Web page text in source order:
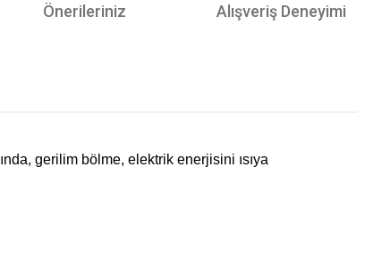
Önerileriniz Alışveriş Deneyimi
gerilim bölme, elektrik enerjisini ısıya